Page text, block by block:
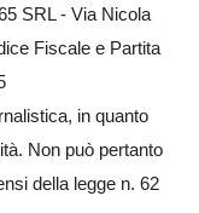
SRL - Via Nicola
Fiscale e Partita
in quanto
Non può pertanto
della legge n. 62